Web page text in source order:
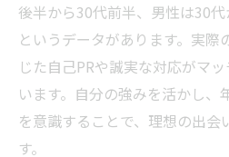
後半から30代前半、男性は30
というデータがあります。実際
じた自己PRや誠実な対応がマッ
います。自分の強みを活かし、
を意識することで、理想の出会
す。